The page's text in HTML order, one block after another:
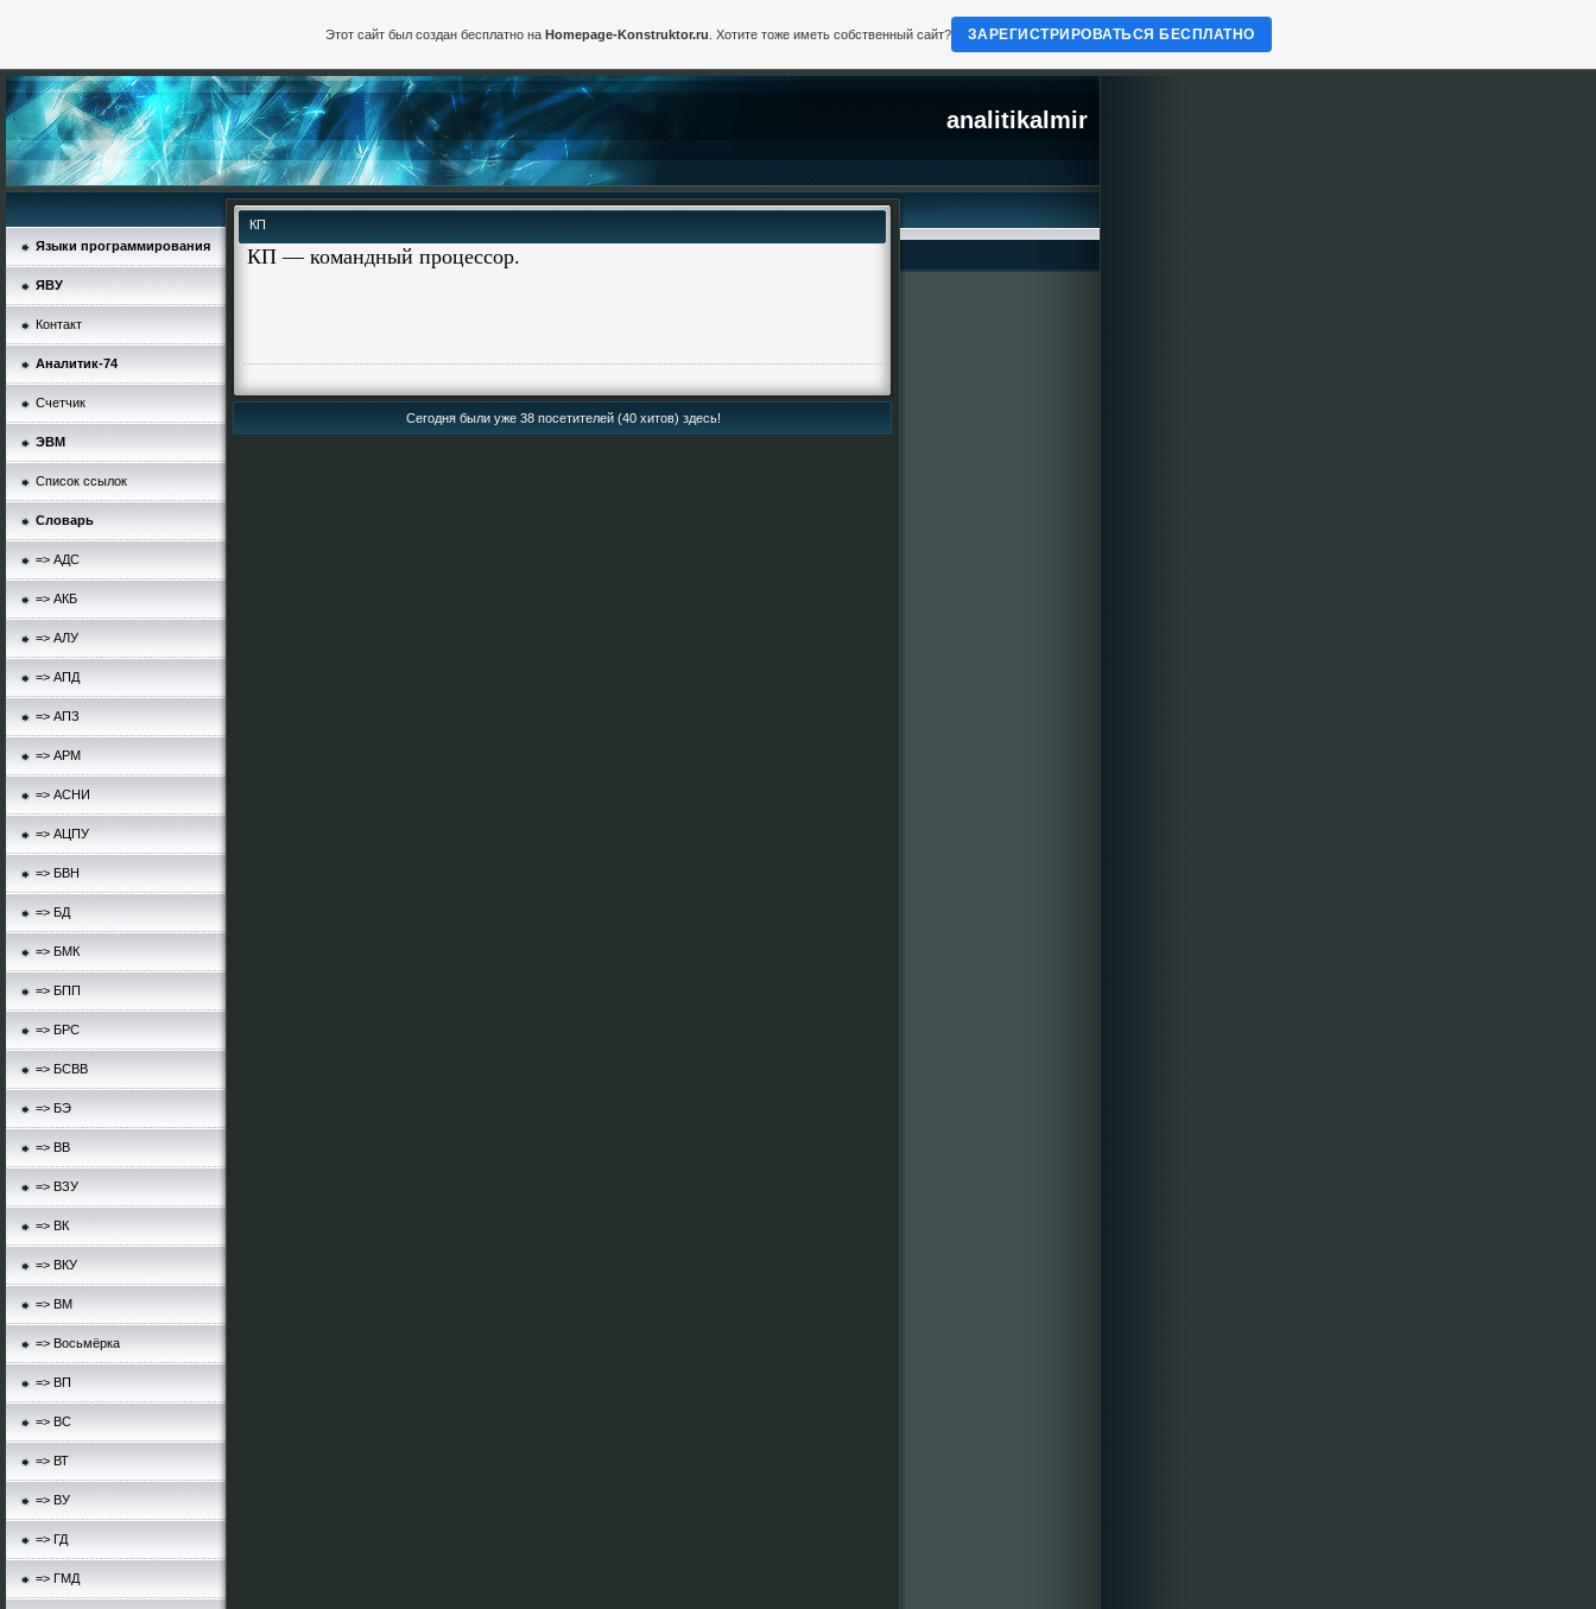
analitikalmir
Языки программирования
ЯВУ
Контакт
Аналитик-74
Счетчик
ЭВМ
Список ссылок
Словарь
=> АДС
=> АКБ
=> АЛУ
=> АПД
=> АПЗ
=> АРМ
=> АСНИ
=> АЦПУ
=> БВН
=> БД
=> БМК
=> БПП
=> БРС
=> БСВВ
=> БЭ
=> ВВ
=> ВЗУ
=> ВК
=> ВКУ
=> ВМ
=> Восьмёрка
=> ВП
=> ВС
=> ВТ
=> ВУ
=> ГД
=> ГМД
КП
КП — командный процессор.
Сегодня были уже 38 посетителей (40 хитов) здесь!
Этот сайт был создан бесплатно на Homepage-Konstruktor.ru . Хотите тоже иметь собственный сайт? ЗАРЕГИСТРИРОВАТЬСЯ БЕСПЛАТНО